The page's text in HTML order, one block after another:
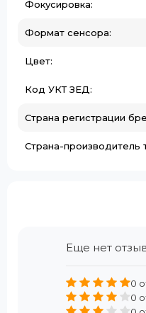
Фокусировка:
Формат сенсора:
Цвет:
Код УКТ ЗЕД:
Страна регистрации
Страна-производитель
Еще нет
0
0